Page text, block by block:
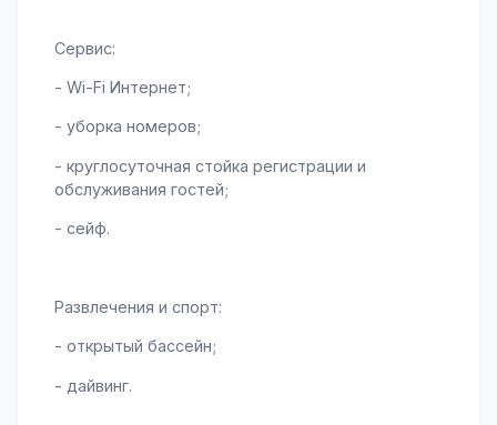
Сервис:
- Wi-Fi Интернет;
- уборка номеров;
- круглосуточная стойка регистрации и
обслуживания гостей;
- сейф.
Развлечения и спорт:
- открытый бассейн;
- дайвинг.